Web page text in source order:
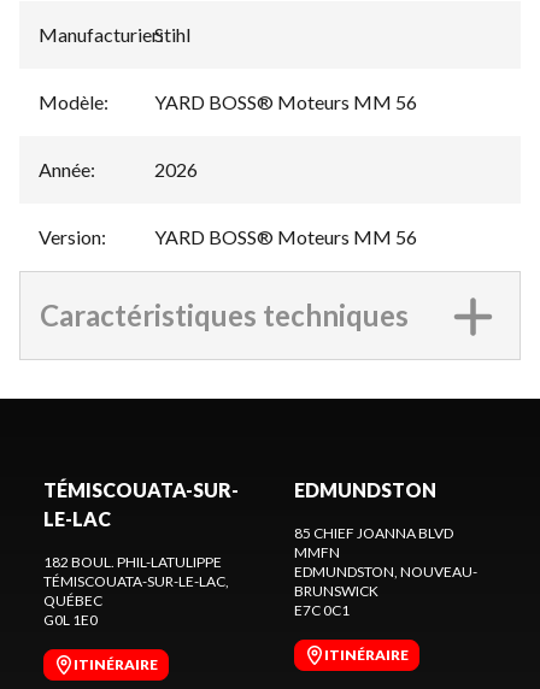
Manufacturier:
Stihl
Modèle: YARD BOSS® Moteurs MM 56
Année: 2026
Version: YARD BOSS® Moteurs MM 56
Caractéristiques techniques
TÉMISCOUATA-SUR-
LE-LAC
182 BOUL. PHIL-LATULIPPE
TÉMISCOUATA-SUR-LE-LAC,
QUÉBEC
G0L 1E0
ITINÉRAIRE
EDMUNDSTON
85 CHIEF JOANNA BLVD
MMFN
EDMUNDSTON, NOUVEAU-
BRUNSWICK
E7C 0C1
ITINÉRAIRE